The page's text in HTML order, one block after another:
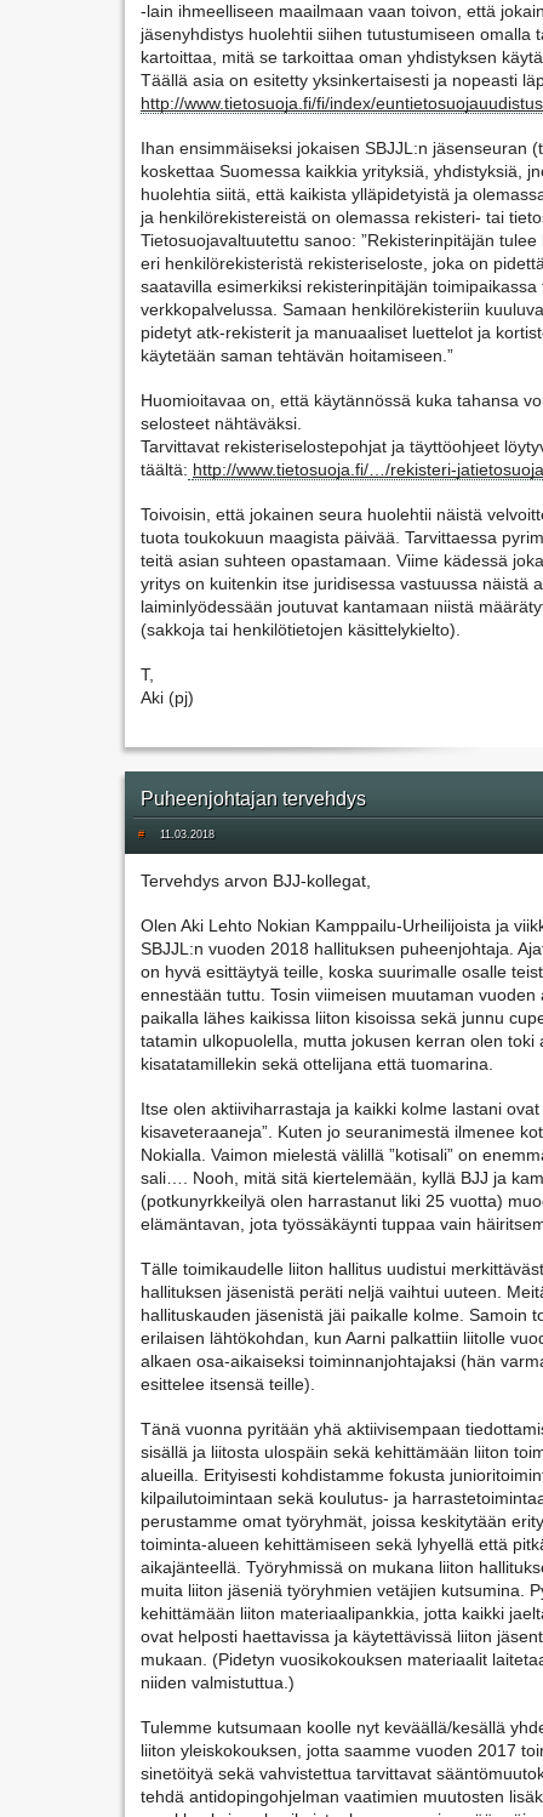
-lain ihmeelliseen maailmaan vaan toivon, että
jäsenyhdistys huolehtii siihen tutustumiseen omalla
kartoittaa, mitä se tarkoittaa oman yhdistyksen
Täällä asia on esitetty yksinkertaisesti ja nopeasti
http://www.tietosuoja.fi/fi/index/
Ihan ensimmäiseksi jokaisen SBJJL:n jäsenseuran
koskettaa Suomessa kaikkia yrityksiä, yhdistyksiä,
huolehtia siitä, että kaikista ylläpidetyistä ja
ja henkilörekistereistä on olemassa rekisteri- tai
Tietosuojavaltuutettu sanoo: ”Rekisterinpitäjän
eri henkilörekisteristä rekisteriseloste, joka on
saatavilla esimerkiksi rekisterinpitäjän toimipaikassa
verkkopalvelussa. Samaan henkilörekisteriin
pidetyt atk-rekisterit ja manuaaliset luettelot ja
käytetään saman tehtävän hoitamiseen.”
Huomioitavaa on, että käytännössä kuka tahansa
selosteet nähtäväksi.
Tarvittavat rekisteriselostepohjat ja täyttöohjeet
täältä: http://www.tietosuoja.fi/…/rekisteri-
Toivoisin, että jokainen seura huolehtii näistä
tuota toukokuun maagista päivää. Tarvittaessa
teitä asian suhteen opastamaan. Viime kädessä
yritys on kuitenkin itse juridisessa vastuussa näistä
laiminlyödessään joutuvat kantamaan niistä
(sakkoja tai henkilötietojen käsittelykielto).
T,
Aki (pj)
Puheenjohtajan tervehdys
# 11.03.2018
Tervehdys arvon BJJ-kollegat,
Olen Aki Lehto Nokian Kamppailu-Urheilijoista ja
SBJJL:n vuoden 2018 hallituksen puheenjohtaja.
on hyvä esittäytyä teille, koska suurimalle osalle
ennestään tuttu. Tosin viimeisen muutaman vuoden
paikalla lähes kaikissa liiton kisoissa sekä junnu
tatamin ulkopuolella, mutta jokusen kerran olen toki
kisatatamillekin sekä ottelijana että tuomarina.
Itse olen aktiiviharrastaja ja kaikki kolme lastani ovat
kisaveteraaneja”. Kuten jo seuranimestä ilmenee
Nokialla. Vaimon mielestä välillä ”kotisali” on
sali…. Nooh, mitä sitä kiertelemään, kyllä BJJ ja
(potkunyrkkeilyä olen harrastanut liki 25 vuotta)
elämäntavan, jota työssäkäynti tuppaa vain
Tälle toimikaudelle liiton hallitus uudistui
hallituksen jäsenistä peräti neljä vaihtui uuteen.
hallituskauden jäsenistä jäi paikalle kolme. Samoin
erilaisen lähtökohdan, kun Aarni palkattiin liitolle
alkaen osa-aikaiseksi toiminnanjohtajaksi (hän
esittelee itsensä teille).
Tänä vuonna pyritään yhä aktiivisempaan
sisällä ja liitosta ulospäin sekä kehittämään liiton
alueilla. Erityisesti kohdistamme fokusta
kilpailutoimintaan sekä koulutus- ja
perustamme omat työryhmät, joissa keskitytään
toiminta-alueen kehittämiseen sekä lyhyellä että
aikajänteellä. Työryhmissä on mukana liiton
muita liiton jäseniä työryhmien vetäjien kutsumina.
kehittämään liiton materiaalipankkia, jotta kaikki
ovat helposti haettavissa ja käytettävissä liiton
mukaan. (Pidetyn vuosikokouksen materiaalit
niiden valmistuttua.)
Tulemme kutsumaan koolle nyt keväällä/kesällä
liiton yleiskokouksen, jotta saamme vuoden 2017
sinetöityä sekä vahvistettua tarvittavat
tehdä antidopingohjelman vaatimien muutosten